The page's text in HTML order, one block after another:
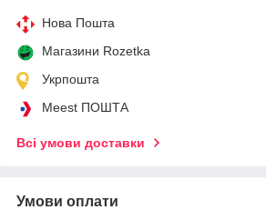
Нова Пошта
Магазини Rozetka
Укрпошта
Meest ПОШТА
Всі умови доставки
Умови оплати